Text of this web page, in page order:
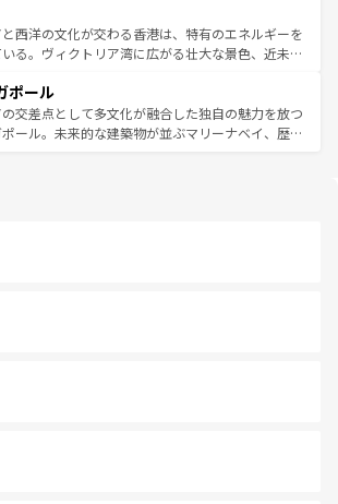
ォーやバインミー、ベトナムコーヒーなどは、ぜ
味わいたい。どの地域を訪れてもあたたかい人々
を迎えてくれるので、きっと忘れられない旅にな
ほしい。
交差している。北部ではチェンマイなどの山岳地
と触れ合い、南部ではプーケットやクラビの美し
でリゾート気分を楽しむことができる。タイ料理
気候は一年中温暖で、どの季節にも異なる楽しみ
いる。親しみやすいタイの人々、仏教を中心とし
そして多様な観光資源が、訪れる旅人を魅了し続
西洋の文化が交わる香港は、特有のエネルギーを
る。ヴィクトリア湾に広がる壮大な景色、近未来
を訪れても感動するはず。観光スポットが密集し
効率よく見どころを回れるのも魅力。息をのむよ
から文化的な体験まで、香港を存分に楽しみ尽く
ポール
交差点として多文化が融合した独自の魅力を放つ
ール。未来的な建築物が並ぶマリーナベイ、歴史
カーズは地元の風情を楽しめる外せないスポット